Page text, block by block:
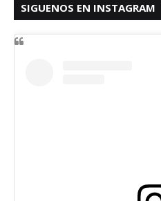
SIGUENOS EN INSTAGRAM